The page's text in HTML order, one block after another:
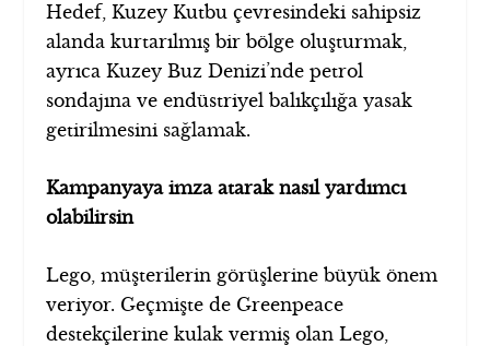
Hedef, Kuzey Kutbu çevresindeki sahipsiz
alanda kurtarılmış bir bölge oluşturmak,
ayrıca Kuzey Buz Denizi’nde petrol
sondajına ve endüstriyel balıkçılığa yasak
getirilmesini sağlamak.
Kampanyaya imza atarak nasıl yardımcı
olabilirsin
Lego, müşterilerin görüşlerine büyük önem
veriyor. Geçmişte de Greenpeace
destekçilerine kulak vermiş olan Lego,